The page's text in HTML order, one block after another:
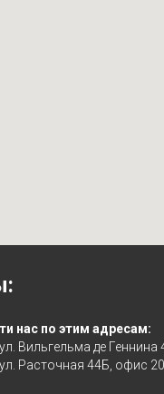
нас по этим адресам:
ул. Вильгельма де
ул. Расточная 44Б, офис